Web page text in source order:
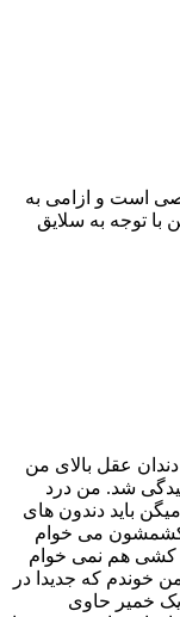
است و ازامی به
با توجه به سلایق
عقل بالای من
شد. من درد
باید دندون های
می خوام
کشی هم نمی خوام
خوندم که جدیدا در
خمیر حاوی